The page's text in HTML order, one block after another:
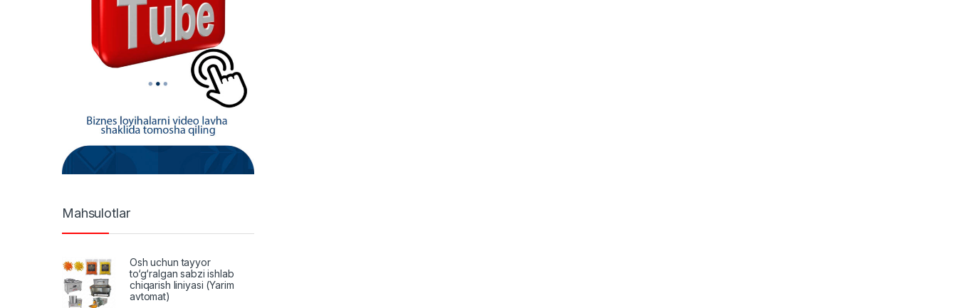
Mahsulotlar
Osh uchun tayyor
to‘g‘ralgan sabzi ishlab
chiqarish liniyasi (Yarim
avtomat)